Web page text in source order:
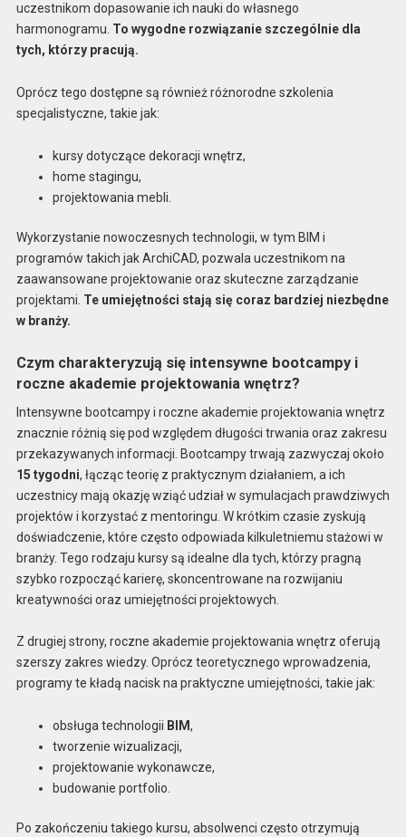
uczestnikom dopasowanie ich nauki do własnego
harmonogramu. To wygodne rozwiązanie szczególnie dla
tych, którzy pracują.
Oprócz tego dostępne są również różnorodne szkolenia
specjalistyczne, takie jak:
kursy dotyczące dekoracji wnętrz,
home stagingu,
projektowania mebli.
Wykorzystanie nowoczesnych technologii, w tym BIM i
programów takich jak ArchiCAD, pozwala uczestnikom na
zaawansowane projektowanie oraz skuteczne zarządzanie
projektami. Te umiejętności stają się coraz bardziej niezbędne
w branży.
Czym charakteryzują się intensywne bootcampy i
roczne akademie projektowania wnętrz?
Intensywne bootcampy i roczne akademie projektowania wnętrz
znacznie różnią się pod względem długości trwania oraz zakresu
przekazywanych informacji. Bootcampy trwają zazwyczaj około
15 tygodni, łącząc teorię z praktycznym działaniem, a ich
uczestnicy mają okazję wziąć udział w symulacjach prawdziwych
projektów i korzystać z mentoringu. W krótkim czasie zyskują
doświadczenie, które często odpowiada kilkuletniemu stażowi w
branży. Tego rodzaju kursy są idealne dla tych, którzy pragną
szybko rozpocząć karierę, skoncentrowane na rozwijaniu
kreatywności oraz umiejętności projektowych.
Z drugiej strony, roczne akademie projektowania wnętrz oferują
szerszy zakres wiedzy. Oprócz teoretycznego wprowadzenia,
programy te kładą nacisk na praktyczne umiejętności, takie jak:
obsługa technologii BIM,
tworzenie wizualizacji,
projektowanie wykonawcze,
budowanie portfolio.
Po zakończeniu takiego kursu, absolwenci często otrzymują